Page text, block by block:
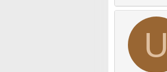
U